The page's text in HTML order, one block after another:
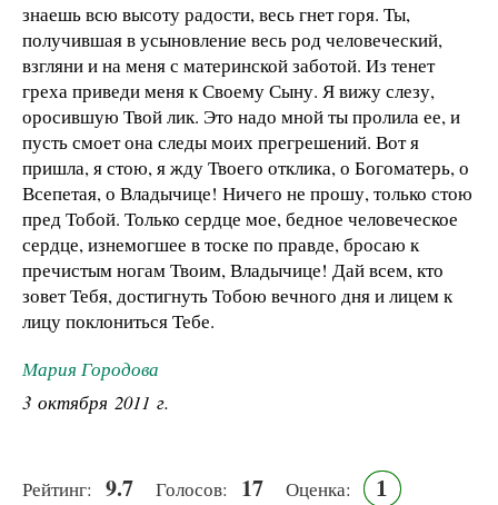
знаешь всю высоту радости, весь гнет горя. Ты,
получившая в усыновление весь род человеческий,
взгляни и на меня с материнской заботой. Из тенет
греха приведи меня к Своему Сыну. Я вижу слезу,
оросившую Твой лик. Это надо мной ты пролила ее, и
пусть смоет она следы моих прегрешений. Вот я
пришла, я стою, я жду Твоего отклика, о Богоматерь, о
Всепетая, о Владычице! Ничего не прошу, только стою
пред Тобой. Только сердце мое, бедное человеческое
сердце, изнемогшее в тоске по правде, бросаю к
пречистым ногам Твоим, Владычице! Дай всем, кто
зовет Тебя, достигнуть Тобою вечного дня и лицем к
лицу поклониться Тебе.
Мария Городова
3 октября 2011 г.
Рейтинг: 9.7 Голосов: 17 Оценка: 1